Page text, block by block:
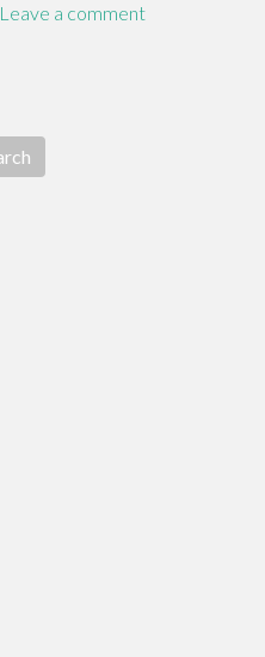
Leave a comment